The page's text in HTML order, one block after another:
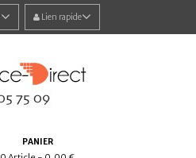
Lien rapide
PANIER